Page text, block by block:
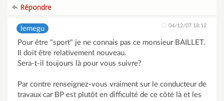
Répondre
lemegu 04/12/07 18:12
Pour être "sport" je ne connais pas ce monsieur BAILLET.
Il doit être relativement nouveau.
Sera-t-il toujours là pour vous suivre?
Par contre renseignez-vous vraiment sur le conducteur de
travaux car BP est plutôt en difficulté de ce côté là et les